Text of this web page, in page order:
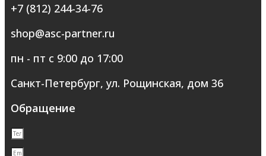
+7 (812) 244-34-76
shop@asc-partner.ru
пн - пт с 9:00 до 17:00
Санкт-Петербург, ул. Рощинская, дом 36
Обращение